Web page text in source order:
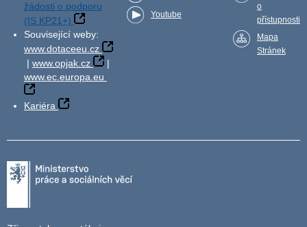
žádosti o podporu
(IS KP21+)
Související weby:
www.dotaceeu.cz
| www.opjak.cz
|
www.ec.europa.eu
Kariéra
Youtube
o
přístupnosti
Mapa
Stránek